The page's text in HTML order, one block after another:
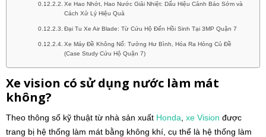
Xe Hao Nhớt, Hao Nước Giải Nhiệt: Dấu Hiệu Cảnh Báo Sớm và
Cách Xử Lý Hiệu Quả
Đại Tu Xe Air Blade: Từ Cứu Hộ Đến Hồi Sinh Tại 3MP Quận 7
Xe Máy Đề Không Nổ: Tưởng Hư Bình, Hóa Ra Hỏng Củ Đề
(Case Study Cứu Hộ Quận 7)
Xe vision có sử dụng nước làm mát
không?
Theo thông số kỹ thuật từ nhà sản xuất Honda xe Vision được
trang bị hệ thống làm mát bằng không khí, cụ thể là hệ thống làm